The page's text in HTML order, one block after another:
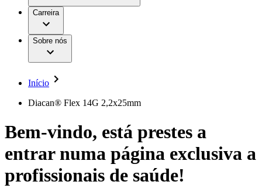
Aesculap Academy
Contentores Estéreis
Neurocirurgia
Nutrição Clínica
Prevenção e Controlo de Infeções
Retenção Urinária e Urologia
Suturas e Especialidades Cirúrgicas
Patologias e Cuidados
Serviços
Trabalhar na B. Braun
Oportunidades de emprego
A nossa cultura
Centro de Inovação
Responsabilidade
Acesso aos Cuidados de Saúde
Comunicados de Imprensa
Contactos
Formulário de Contacto
Carreira
Sobre nós
Início
Diacan® Flex 14G 2,2x25mm
Bem-vindo, está prestes a
entrar numa página exclusiva a
profissionais de saúde!